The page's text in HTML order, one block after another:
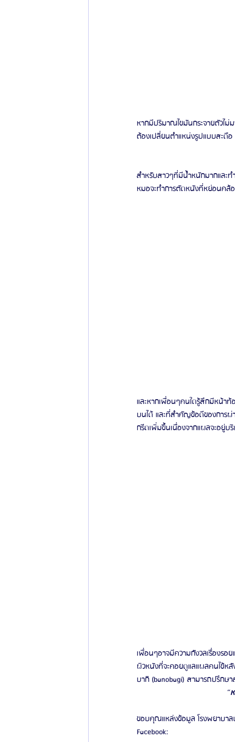
หากมีปริมาณไขมันกระจายตัวไ
ต้องเปลี่ยนตำแหน่งรูปแบบสะดือ
สำหรับสาวๆที่มีน้ำหนักมากและ
หมอจะทำการตัดหนังที่หย่อนคล้อ
และหากเพื่อนๆคนใดรู้สึกมีหน้า
บนได้ และที่สำคัญข้อดีของการผ่
กรีดเพิ่มขึ้นเนื่องจากแผลจะอยู่บ
เพื่อนๆอาจมีความกังวลเรื่องรอ
ผิวหนังที่จะคอยดูแลแผลคนไข้ห
บากิ (banobagi) สามารถปรึกษ
“
ขอบคุณแหล่งข้อมูล โรงพยาบาล
Facebook: